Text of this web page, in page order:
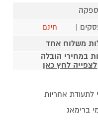
חינם
במחירי הובלה
לצפייה לחץ כאן
לתעודת אחריות
ברימאג